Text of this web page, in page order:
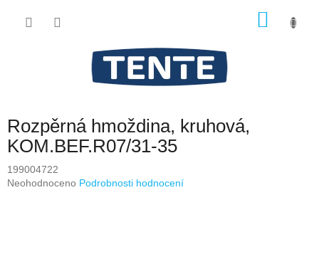
Rozpěrná hmoždina, kruhová,
KOM.BEF.R07/31-35
199004722
Průměrné
Neohodnoceno Podrobnosti hodnocení